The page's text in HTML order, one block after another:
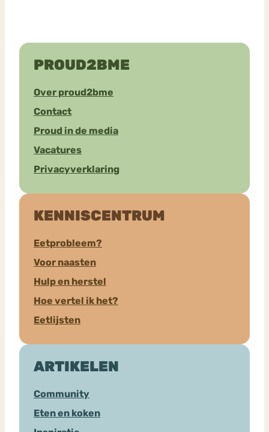
PROUD2BME
Over proud2bme
Contact
Proud in de media
Vacatures
Privacyverklaring
KENNISCENTRUM
Eetprobleem?
Voor naasten
Hulp en herstel
Hoe vertel ik het?
Eetlijsten
ARTIKELEN
Community
Eten en koken